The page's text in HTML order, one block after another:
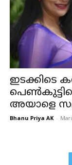
ഇടക്കിടെ
അയാളെ
Bhanu Priya AK -